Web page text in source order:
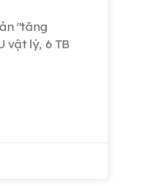
"tăng
vật lý, 6 TB